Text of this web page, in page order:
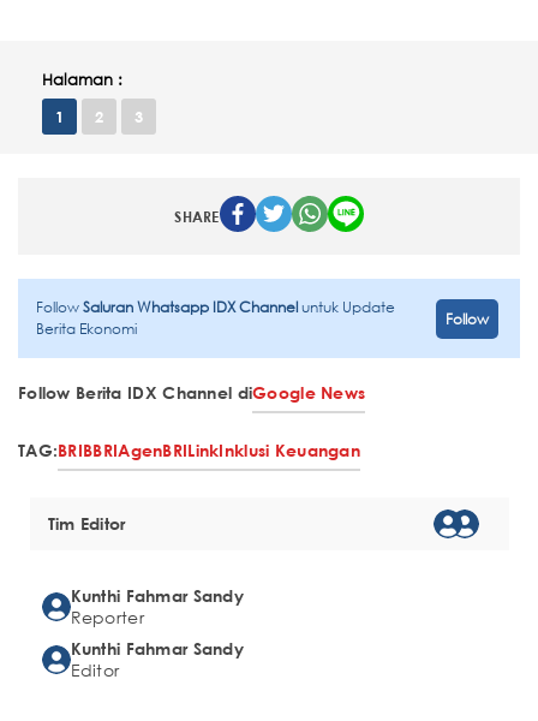
Halaman :
1 2 3
SHARE
FollowSaluran Whatsapp IDX Channeluntuk Update
Berita Ekonomi
Follow
Follow Berita IDX Channel diGoogle News
TAG:BRIBBRIAgenBRILinkInklusi Keuangan
Tim Editor
Kunthi Fahmar Sandy
Reporter
Kunthi Fahmar Sandy
Editor